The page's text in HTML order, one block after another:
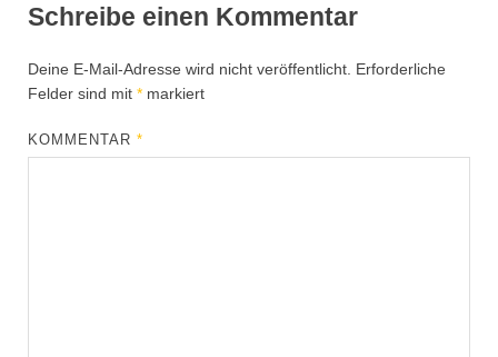
Schreibe einen Kommentar
Deine E-Mail-Adresse wird nicht veröffentlicht. Erforderliche
Felder sind mit * markiert
KOMMENTAR*